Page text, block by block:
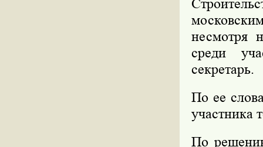
несмотря
среди
секретарь.
По ее
участника
По